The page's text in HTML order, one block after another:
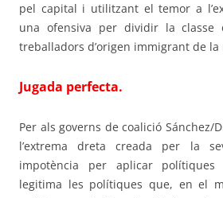
pel capital i utilitzant el temor a
una ofensiva per dividir la classe
treballadors d’origen immigrant de la
Jugada perfecta.
Per als governs de coalició Sánchez/
l’extrema dreta creada per la
impotència per aplicar polítiques
legitima les polítiques que, en el